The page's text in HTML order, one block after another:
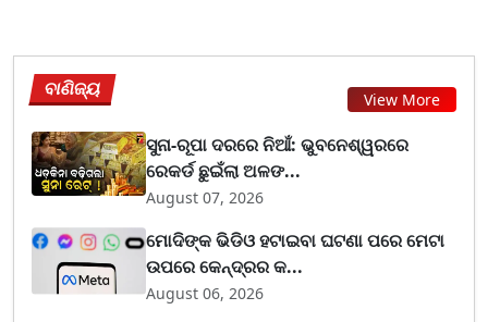
ବାଣିଜ୍ୟ View More
ସୁନା-ରୂପା ଦରରେ ନିଆଁ: ଭୁବନେଶ୍ୱରରେ
ରେକର୍ଡ ଛୁଇଁଲା ଅଳଙ...
August 07, 2026
ମୋଦିଙ୍କ ଭିଡିଓ ହଟାଇବା ଘଟଣା ପରେ ମେଟା
ଉପରେ କେନ୍ଦ୍ରର କ...
August 06, 2026